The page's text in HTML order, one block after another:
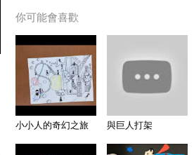
你可能會喜歡
小小人的奇幻之旅 與巨人打架